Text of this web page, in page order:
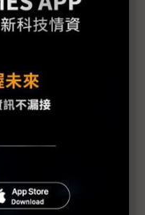
斷章取義？
數值